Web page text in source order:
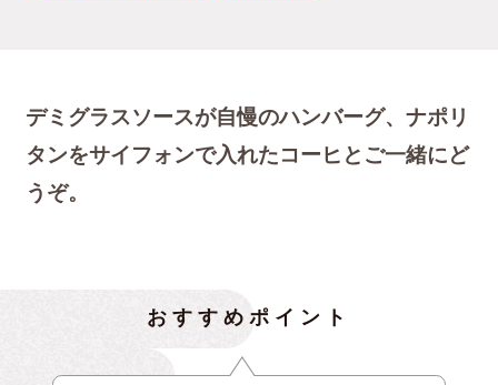
デミグラスソースが自慢のハンバーグ、ナポリ
タンをサイフォンで入れたコーヒとご一緒にど
うぞ。
おすすめポイント